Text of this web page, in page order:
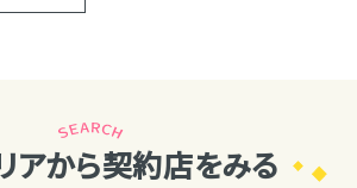
アから契約店をみる